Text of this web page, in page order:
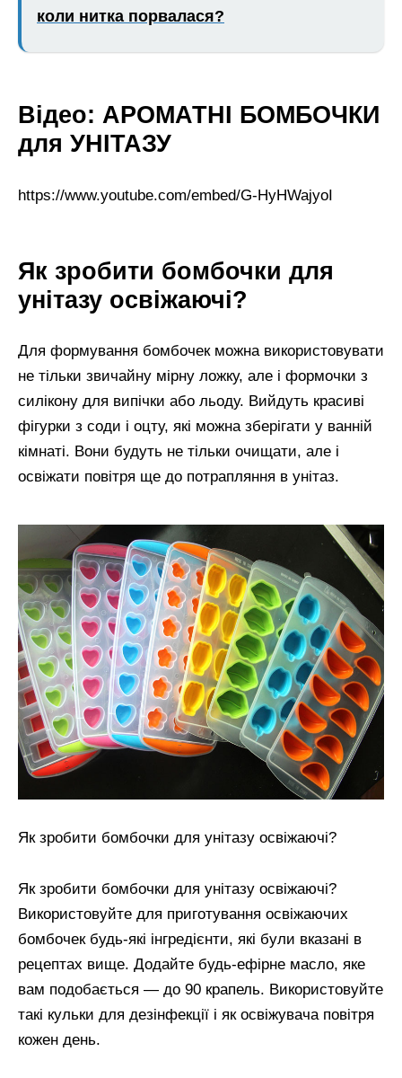
коли нитка порвалася?
Відео: АРОМАТНІ БОМБОЧКИ
для УНІТАЗУ
https://www.youtube.com/embed/G-HyHWajyoI
Як зробити бомбочки для
унітазу освіжаючі?
Для формування бомбочек можна використовувати
не тільки звичайну мірну ложку, але і формочки з
силікону для випічки або льоду. Вийдуть красиві
фігурки з соди і оцту, які можна зберігати у ванній
кімнаті. Вони будуть не тільки очищати, але і
освіжати повітря ще до потрапляння в унітаз.
Як зробити бомбочки для унітазу освіжаючі?
Як зробити бомбочки для унітазу освіжаючі?
Використовуйте для приготування освіжаючих
бомбочек будь-які інгредієнти, які були вказані в
рецептах вище. Додайте будь-ефірне масло, яке
вам подобається — до 90 крапель. Використовуйте
такі кульки для дезінфекції і як освіжувача повітря
кожен день.